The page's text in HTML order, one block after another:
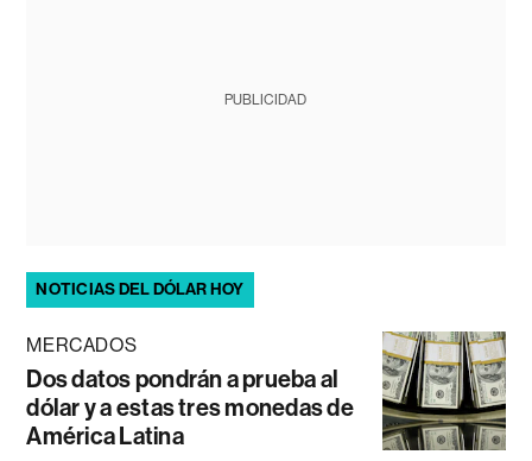
PUBLICIDAD
NOTICIAS DEL DÓLAR HOY
MERCADOS
Dos datos pondrán a prueba al
dólar y a estas tres monedas de
América Latina